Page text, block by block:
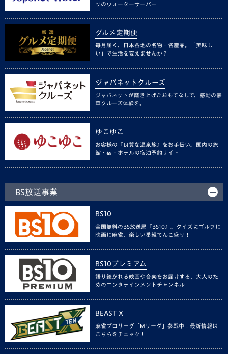
りのウォーターサーバー
グルメ定期便
毎月届く、日本各地の名物・名産品。「美味し
い」で生活を変えませんか？
ジャパネットクルーズ
ジャパネットが磨き上げたおもてなしで、感動の豪
華クルーズ体験を。
ゆこゆこ
お客様の『良質な温泉旅』をお手伝い。国内の旅
館・宿・ホテルの宿泊予約サイト
BS放送事業
BS10
全国無料のBS放送局『BS10』。クイズにゴルフに
映画に麻雀、楽しい番組てんこ盛り！
BS10プレミアム
語り継がれる映画や音楽をお届けする、大人のた
めのエンタテインメントチャンネル
BEAST X
麻雀プロリーグ「Mリーグ」参戦中！最新情報は
こちらをチェック！